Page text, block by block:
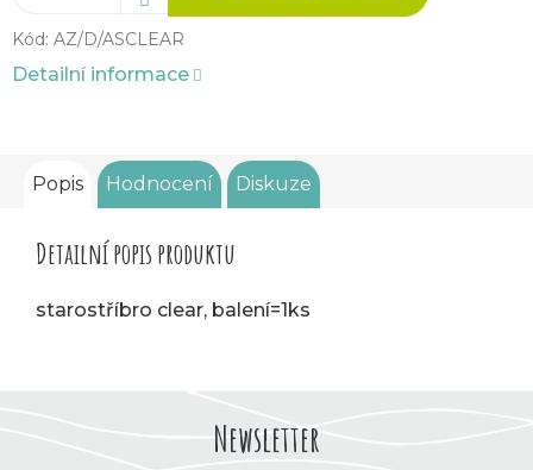
Kód: AZ/D/ASCLEAR
Detailní informace
Popis Hodnocení Diskuze
Detailní popis produktu
starostříbro clear, balení=1ks
Newsletter